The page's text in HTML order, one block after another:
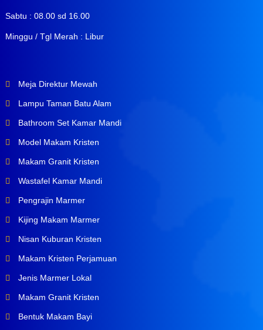
Sabtu : 08.00 sd 16.00
Minggu / Tgl Merah : Libur
Meja Direktur Mewah
Lampu Taman Batu Alam
Bathroom Set Kamar Mandi
Model Makam Kristen
Makam Granit Kristen
Wastafel Kamar Mandi
Pengrajin Marmer
Kijing Makam Marmer
Nisan Kuburan Kristen
Makam Kristen Perjamuan
Jenis Marmer Lokal
Makam Granit Kristen
Bentuk Makam Bayi